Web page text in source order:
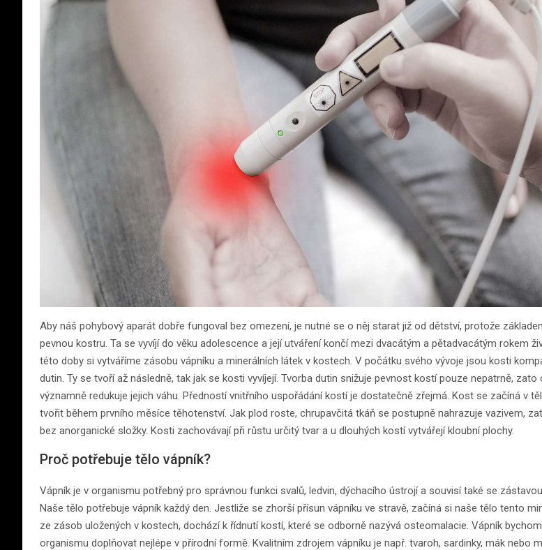
Aby náš pohybový aparát dobře fungoval bez omezení, je nutné se o něj starat již od dětství, protože
pevnou kostru. Ta se vyvíjí do věku adolescence a její utváření končí mezi dvacátým a pětadvacátým rokem
této doby si vytváříme zásobu vápníku a minerálních látek v kostech. V počátku svého vývoje jsou kosti
dutin. Ty se tvoří až následně, tak jak se kosti vyvíjejí. Tvorba dutin snižuje pevnost kostí pouze nepatrně, zato
významně redukuje jejich váhu. Předností vnitřního uspořádání kostí je dostatečně zřejmá. Kost se začíná v
tvořit během prvního měsíce těhotenství. Jak plod roste, chrupavčitá tkáň se postupně nahrazuje vazivem,
bez anorganické složky. Kosti zachovávají při růstu určitý tvar a u dlouhých kostí vytvářejí kloubní plochy.
Proč potřebuje tělo vápník?
Vápník je v organismu potřebný pro správnou funkci svalů, ledvin, dýchacího ústrojí a souvisí také se
Naše tělo potřebuje vápník každý den. Jestliže se zhorší přísun vápníku ve stravě, začíná si naše tělo tento
ze zásob uložených v kostech, dochází k řídnutí kostí, které se odborně nazývá osteomalacie. Vápník
organismu doplňovat nejlépe v přírodní formě. Kvalitním zdrojem vápníku je např. tvaroh, sardinky, mák nebo